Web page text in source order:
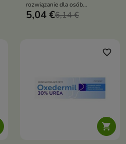
rozwiązanie dla osób
poszukujących odświeżenia i
5,04 €6,14 €

favorite_border